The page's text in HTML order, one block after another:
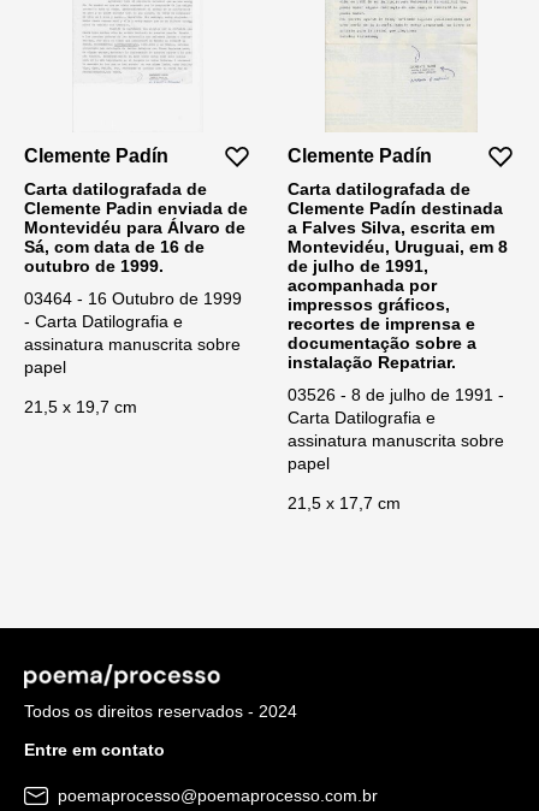
Clemente Padín
Carta datilografada de
Clemente Padin enviada de
Montevidéu para Álvaro de
Sá, com data de 16 de
outubro de 1999.
03464 - 16 Outubro de 1999
- Carta Datilografia e
assinatura manuscrita sobre
papel
21,5 x 19,7 cm
Clemente Padín
Carta datilografada de
Clemente Padín destinada
a Falves Silva, escrita em
Montevidéu, Uruguai, em 8
de julho de 1991,
acompanhada por
impressos gráficos,
recortes de imprensa e
documentação sobre a
instalação Repatriar.
03526 - 8 de julho de 1991 -
Carta Datilografia e
assinatura manuscrita sobre
papel
21,5 x 17,7 cm
Todos os direitos reservados - 2024
Entre em contato
poemaprocesso@poemaprocesso.com.br